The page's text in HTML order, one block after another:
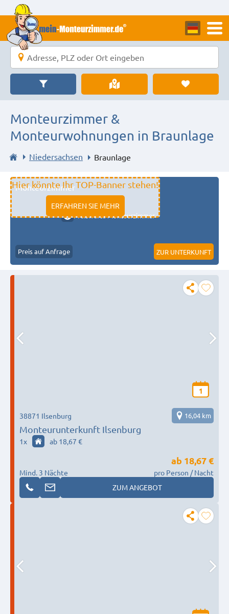
Monteurzimmer &
Monteurwohnungen in Braunlage
Niedersachsen Braunlage
Hier könnte Ihr TOP-Banner stehen!
ERFAHREN SIE MEHR
Monteurzimmer
11333 fulda
Preiswerte Monteurzimmer
Preis auf Anfrage ZUR UNTERKUNFT
1
Monteurunterkunft Ilsenburg
38871 Ilsenburg 16,04 km
1x ab 18,67 €
Mind. 3 Nächte
ab 18,67 €
pro Person / Nacht
ZUM ANGEBOT